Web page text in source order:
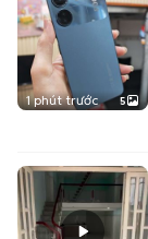
1 phút trước 5